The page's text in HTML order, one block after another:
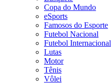
Copa do Mundo
eSports
Famosos do Esporte
Futebol Nacional
Futebol Internacional
Lutas
Motor
Tênis
Vôlei